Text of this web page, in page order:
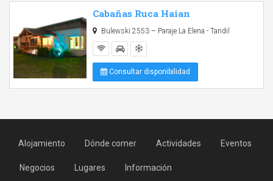
Cabañas Ruca Haian
Bulewski 2553 – Paraje La Elena - Tandil
Consultar disponibilidad
Alojamiento Dónde comer Actividades Eventos
Negocios Lugares Información